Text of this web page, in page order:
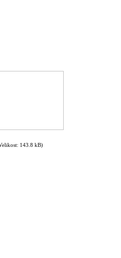
143.8 kB)